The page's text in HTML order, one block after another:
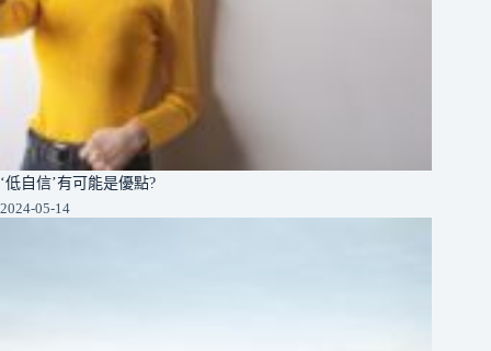
‘低自信’有可能是優點?
2024-05-14